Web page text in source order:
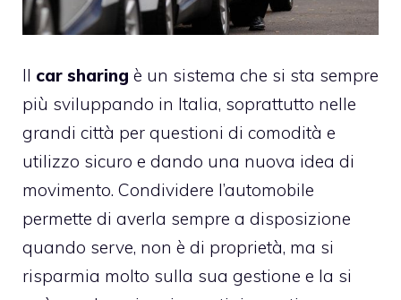
Il car sharing è un sistema che si sta sempre
più sviluppando in Italia, soprattutto nelle
grandi città per questioni di comodità e
utilizzo sicuro e dando una nuova idea di
movimento. Condividere l’automobile
permette di averla sempre a disposizione
quando serve, non è di proprietà, ma si
risparmia molto sulla sua gestione e la si